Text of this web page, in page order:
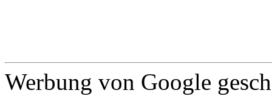
Werbung von Google